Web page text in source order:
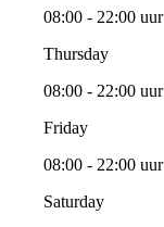
08:00 - 22:00 uur
Thursday
08:00 - 22:00 uur
Friday
08:00 - 22:00 uur
Saturday